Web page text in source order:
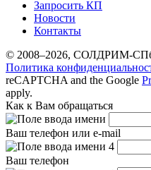
Запросить КП
Новости
Контакты
© 2008–2026, СОЛДРИМ-
Политика
reCAPTCHA and the Google
apply.
Как к Вам обращаться
Ваш телефон или e-mail
Ваш телефон